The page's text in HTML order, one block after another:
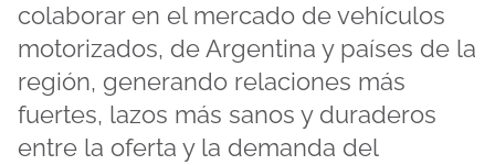
colaborar en el mercado de vehículos
motorizados, de Argentina y países de la
región, generando relaciones más
fuertes, lazos más sanos y duraderos
entre la oferta y la demanda del